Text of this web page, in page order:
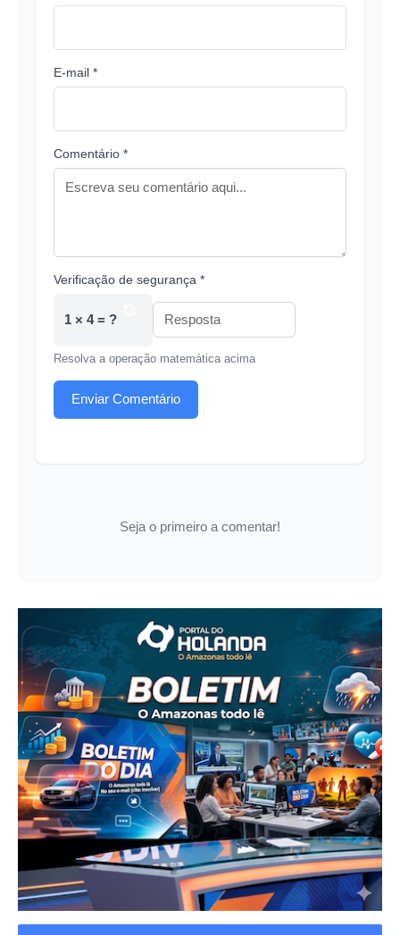
E-mail *
Comentário *
Verificação de segurança *
1 × 4 = ?
Resolva a operação matemática acima
Enviar Comentário
Seja o primeiro a comentar!